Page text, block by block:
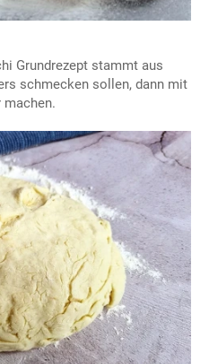
Grundrezept stammt aus
schmecken sollen, dann mit
machen.